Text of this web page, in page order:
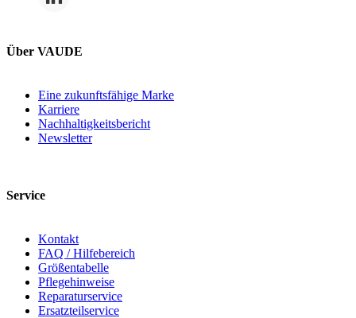
Über VAUDE
Eine zukunftsfähige Marke
Karriere
Nachhaltigkeitsbericht
Newsletter
Service
Kontakt
FAQ / Hilfebereich
Größentabelle
Pflegehinweise
Reparaturservice
Ersatzteilservice